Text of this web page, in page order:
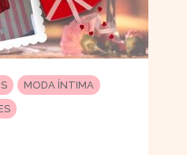
MODA ÍNTIMA